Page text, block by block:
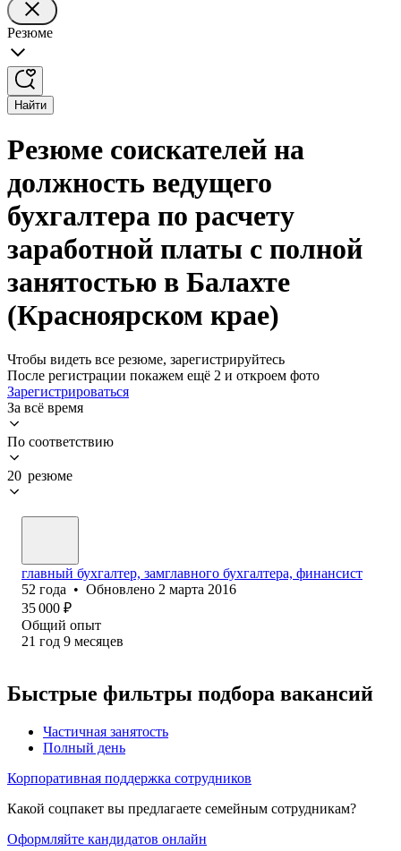
Резюме
Найти
Резюме соискателей на
должность ведущего
бухгалтера по расчету
заработной платы с полной
занятостью в Балахте
(Красноярском крае)
Чтобы видеть все резюме, зарегистрируйтесь
После регистрации покажем ещё 2 и откроем фото
Зарегистрироваться
За всё время
По соответствию
20 резюме
главный бухгалтер, замглавного бухгалтера, финансист
52 года • Обновлено 2 марта 2016
35 000 ₽
Общий опыт
21 год 9 месяцев
Быстрые фильтры подбора вакансий
Частичная занятость
Полный день
Корпоративная поддержка сотрудников
Какой соцпакет вы предлагаете семейным сотрудникам?
Оформляйте кандидатов онлайн